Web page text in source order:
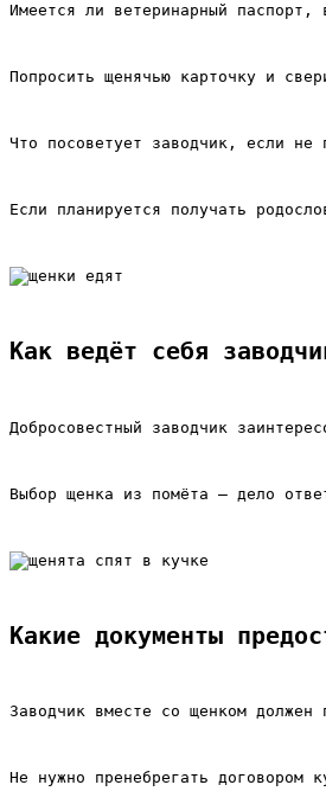
Имеется ли ветеринарный паспорт,
Попросить щенячью карточку и
Что посоветует заводчик, если не
Если планируется получать
Как ведёт себя
Добросовестный заводчик
Выбор щенка из помёта – дело
Какие документы
Заводчик вместе со щенком
Не нужно пренебрегать договором